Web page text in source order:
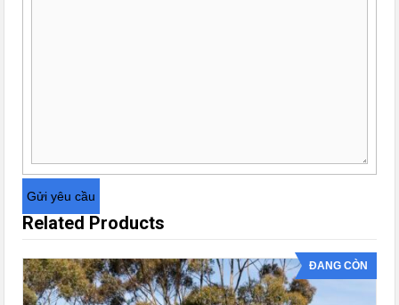
Related Products
ĐANG CÒN